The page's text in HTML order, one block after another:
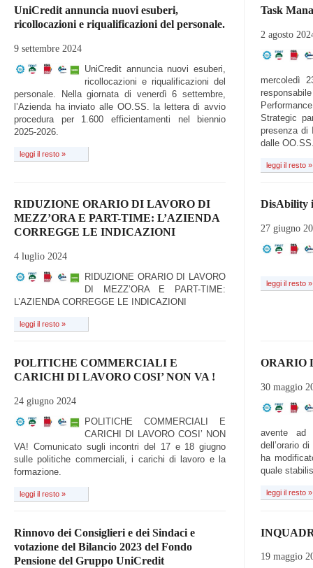
UniCredit annuncia nuovi esuberi,
ricollocazioni e riqualificazioni del personale.
9 settembre 2024
UniCredit annuncia nuovi esuberi,
ricollocazioni e riqualificazioni del
personale. Nella giornata di venerdì 6 settembre,
l’Azienda ha inviato alle OO.SS. la lettera di avvio
procedura per 1.600 efficientamenti nel biennio
2025-2026.
leggi il resto »
Task
2 agosto
mercoledì
Strategic
presenza di
dalle
leggi il resto »
RIDUZIONE ORARIO DI LAVORO DI
MEZZ’ORA E PART-TIME: L’AZIENDA
CORREGGE LE INDICAZIONI
4 luglio 2024
RIDUZIONE ORARIO DI LAVORO
DI MEZZ’ORA E PART-TIME:
L’AZIENDA CORREGGE LE INDICAZIONI
leggi il resto »
DisAbility
27 giugno
leggi il resto »
POLITICHE COMMERCIALI E
CARICHI DI LAVORO COSI’ NON VA !
24 giugno 2024
POLITICHE COMMERCIALI E
CARICHI DI LAVORO COSI’ NON
VA! Comunicato sugli incontri del 17 e 18 giugno
sulle politiche commerciali, i carichi di lavoro e la
formazione.
leggi il resto »
ORARIO
30 maggio
avente ad
dell’orario
ha
quale
leggi il resto »
Rinnovo dei Consiglieri e dei Sindaci e
votazione del Bilancio 2023 del Fondo
Pensione del Gruppo UniCredit
19 maggio